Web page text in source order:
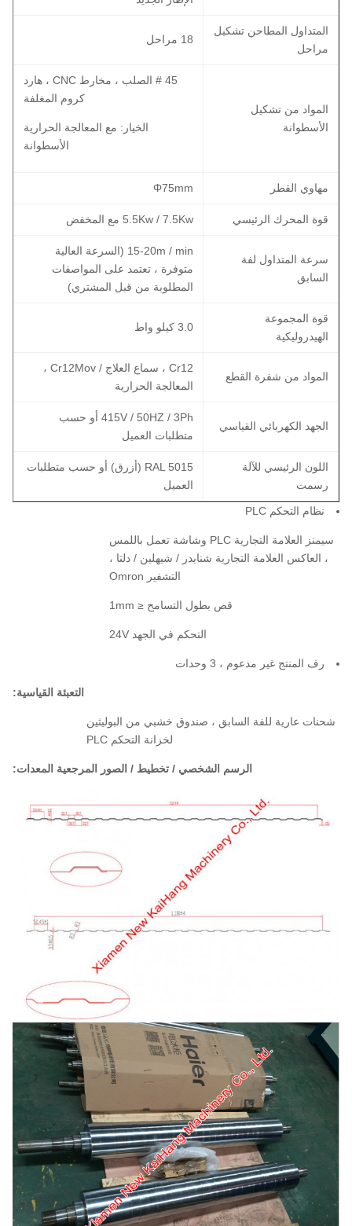
المتداول المطاحن تشكيل
مراحل
18 مراحل
المواد من تشكيل
الأسطوانة
45 # الصلب ، مخارط CNC ، هارد
كروم المغلفة
الخيار: مع المعالجة الحرارية
الأسطوانة
مهاوي القطر Φ75mm
قوة المحرك الرئيسي 5.5Kw / 7.5Kw مع المخفض
سرعة المتداول لفة
السابق
15-20m / min (السرعة العالية
متوفرة ، تعتمد على المواصفات
المطلوبة من قبل المشتري)
قوة المجموعة
الهيدروليكية
3.0 كيلو واط
المواد من شفرة القطع
Cr12 ، سماع العلاج / Cr12Mov ،
المعالجة الحرارية
الجهد الكهربائي القياسي
415V / 50HZ / 3Ph أو حسب
متطلبات العميل
اللون الرئيسي للآلة
رسمت
RAL 5015 (أزرق) أو حسب متطلبات
العميل
نظام التحكم PLC
سيمنز العلامة التجارية PLC وشاشة تعمل باللمس
، العاكس العلامة التجارية شنايدر / شيهلين / دلتا ،
التشفير Omron
قص بطول التسامح ≤ 1mm
التحكم في الجهد 24V
رف المنتج غير مدعوم ، 3 وحدات
التعبئة القياسية:
شحنات عارية للفة السابق ، صندوق خشبي من البوليثين
لخزانة التحكم PLC
الرسم الشخصي / تخطيط / الصور المرجعية المعدات: